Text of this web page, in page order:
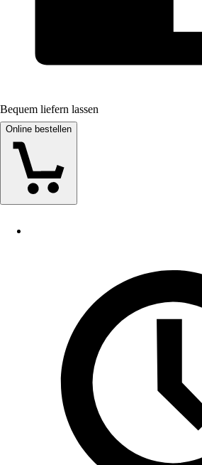
Bequem liefern lassen
Online bestellen